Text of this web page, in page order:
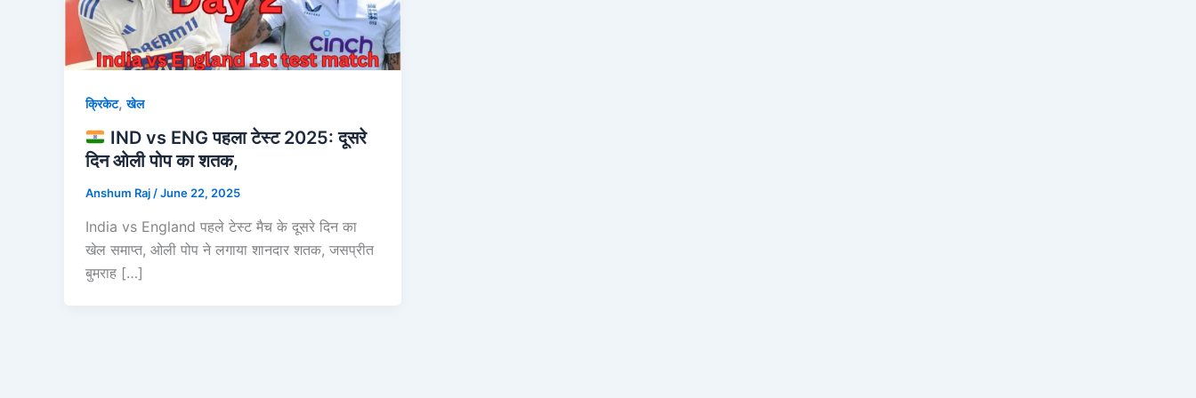
क्रिकेट,खेल
IND vs ENG पहला टेस्ट 2025: दूसरे
दिन ओली पोप का शतक,
Anshum Raj /June 22, 2025
India vs England पहले टेस्ट मैच के दूसरे दिन का
खेल समाप्त, ओली पोप ने लगाया शानदार शतक, जसप्रीत
बुमराह […]